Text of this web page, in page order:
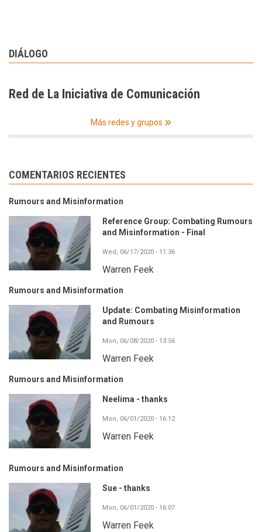
DIÁLOGO
Red de La Iniciativa de Comunicación
Más redes y grupos
COMENTARIOS RECIENTES
Rumours and Misinformation
Reference Group: Combating Rumours
and Misinformation - Final
Wed, 06/17/2020 - 11:36
Warren Feek
Rumours and Misinformation
Update: Combating Misinformation
and Rumours
Mon, 06/08/2020 - 13:56
Warren Feek
Rumours and Misinformation
Neelima - thanks
Mon, 06/01/2020 - 16:12
Warren Feek
Rumours and Misinformation
Sue - thanks
Mon, 06/01/2020 - 16:07
Warren Feek